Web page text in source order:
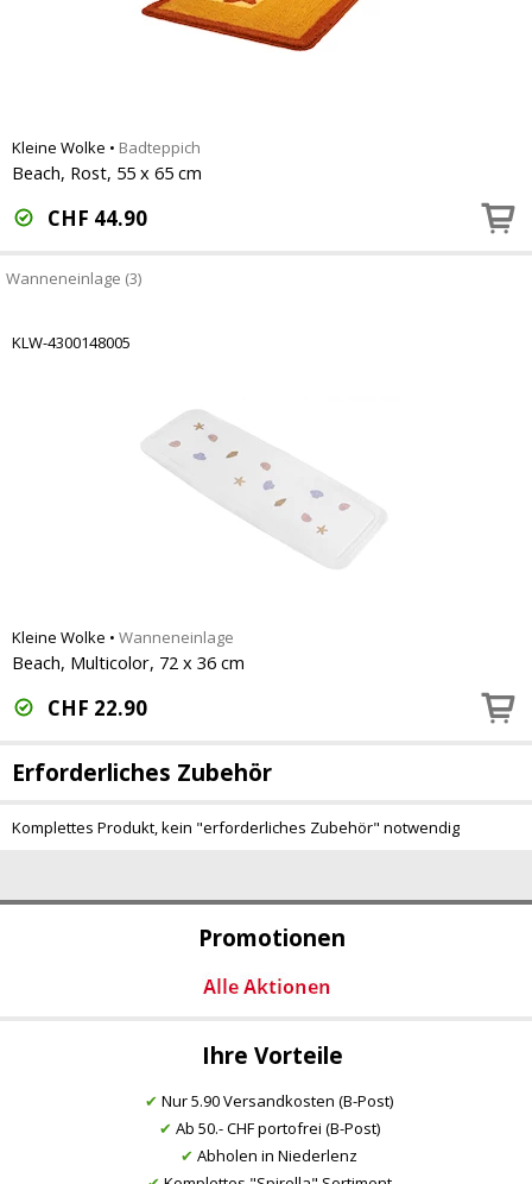
Promotionen
Ihre Vorteile
✔ Nur 5.90 Versandkosten (B-Post)
✔ Ab 50.- CHF portofrei (B-Post)
✔ Abholen in Niederlenz
Kleine Wolke • Badteppich
Beach, Rost, 55 x 65 cm
CHF 44.90
Wanneneinlage (3)
KLW-4300148005
Kleine Wolke • Wanneneinlage
Beach, Multicolor, 72 x 36 cm
CHF 22.90
Erforderliches Zubehör
Komplettes Produkt, kein "erforderliches Zubehör" notwendig